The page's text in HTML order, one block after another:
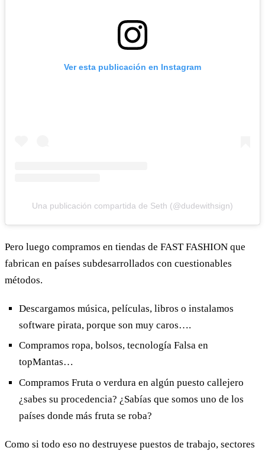
Ver esta publicación en Instagram
Una publicación compartida de Seth (@dudewithsign)
Pero luego compramos en tiendas de FAST FASHION que
fabrican en países subdesarrollados con cuestionables
métodos.
Descargamos música, películas, libros o instalamos
software pirata, porque son muy caros….
Compramos ropa, bolsos, tecnología Falsa en
topMantas…
Compramos Fruta o verdura en algún puesto callejero
¿sabes su procedencia? ¿Sabías que somos uno de los
países donde más fruta se roba?
Como si todo eso no destruyese puestos de trabajo, sectores